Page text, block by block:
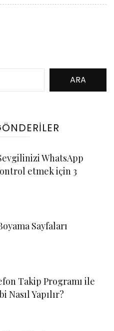
ARA
WhatsApp
etmek için 3
Sayfaları
Takip Programı ile
Nasıl Yapılır?